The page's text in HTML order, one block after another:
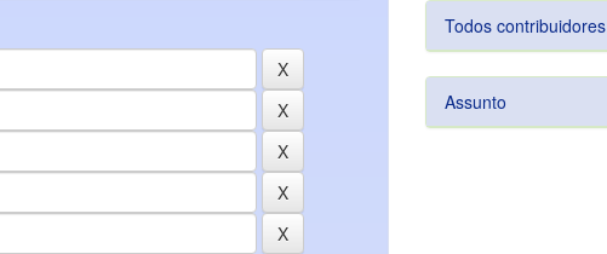
Todos contribuidores
Assunto